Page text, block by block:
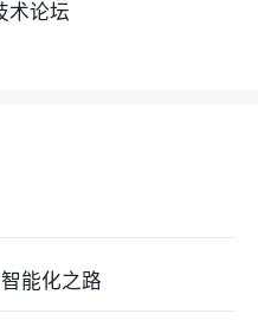
术论坛
能化之路